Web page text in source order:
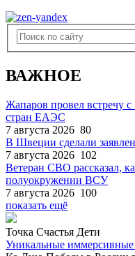
ВАЖНОЕ
Жапаров провел встречу
стран ЕАЭС
7 августа 2026 80
В Швеции сделали
7 августа 2026 102
Ветеран СВО рассказал,
полуокружении ВСУ
7 августа 2026 100
показать ещё
Точка Счастья Дети
Уникальные иммерсивные